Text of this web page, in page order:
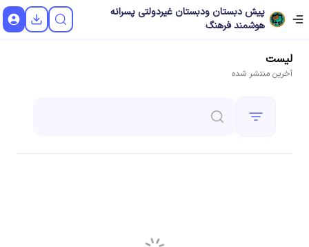
پیش دبستان ودبستان غیردولتی پسرانه
هوشمند فرهنگ
لیست
آخرین منتشر شده